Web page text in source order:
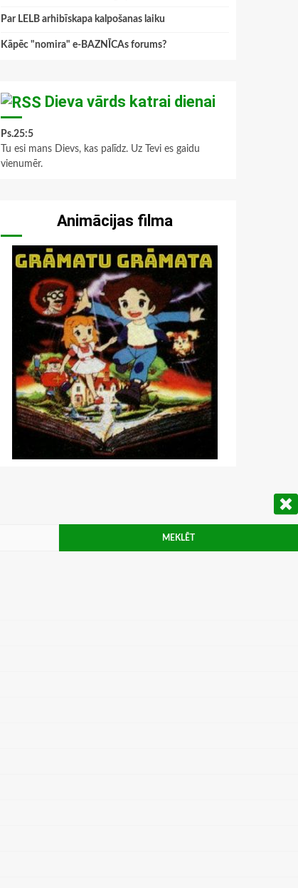
Par LELB arhibīskapa kalpošanas laiku
Kāpēc "nomira" e-BAZNĪCAs forums?
Dieva vārds katrai dienai
Ps.25:5
Tu esi mans Dievs, kas palīdz. Uz Tevi es gaidu
vienumēr.
Animācijas filma